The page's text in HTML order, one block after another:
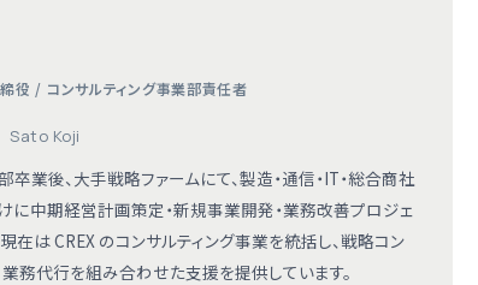
役 / コンサルティング事業部責任者
Sato Koji
業後、大手戦略ファームにて、製造・通信・IT・総合商社
に中期経営計画策定・新規事業開発・業務改善プロジェ
在は CREX のコンサルティング事業を統括し、戦略コン
務代行を組み合わせた支援を提供しています。